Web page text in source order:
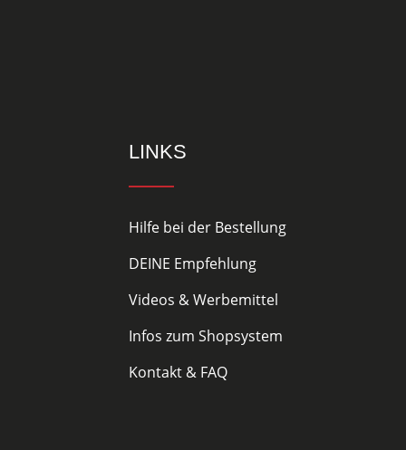
LINKS
Hilfe bei der Bestellung
DEINE Empfehlung
Videos & Werbemittel
Infos zum Shopsystem
Kontakt & FAQ